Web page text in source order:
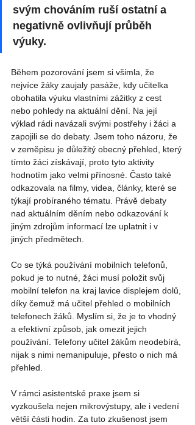
svým chováním ruší ostatní a
negativně ovlivňují průběh
výuky.
Během pozorování jsem si všimla, že
nejvíce žáky zaujaly pasáže, kdy učitelka
obohatila výuku vlastními zážitky z cest
nebo pohledy na aktuální dění. Na její
výklad rádi navázali svými postřehy i žáci a
zapojili se do debaty. Jsem toho názoru, že
v zeměpisu je důležitý obecný přehled, který
tímto žáci získávají, proto tyto aktivity
hodnotím jako velmi přínosné. Často také
odkazovala na filmy, videa, články, které se
týkají probíraného tématu. Právě debaty
nad aktuálním děním nebo odkazování k
jiným zdrojům informací lze uplatnit i v
jiných předmětech.
Co se týká používání mobilních telefonů,
pokud je to nutné, žáci musí položit svůj
mobilní telefon na kraj lavice displejem dolů,
díky čemuž má učitel přehled o mobilních
telefonech žáků. Myslím si, že je to vhodný
a efektivní způsob, jak omezit jejich
používání. Telefony učitel žákům neodebírá,
nijak s nimi nemanipuluje, přesto o nich má
přehled.
V rámci asistentské praxe jsem si
vyzkoušela nejen mikrovýstupy, ale i vedení
větší části hodin. Za tuto zkušenost jsem